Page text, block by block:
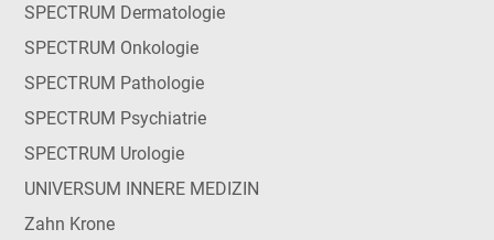
SPECTRUM Dermatologie
SPECTRUM Onkologie
SPECTRUM Pathologie
SPECTRUM Psychiatrie
SPECTRUM Urologie
UNIVERSUM INNERE MEDIZIN
Zahn Krone